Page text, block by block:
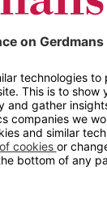
eller
inklusiv
med